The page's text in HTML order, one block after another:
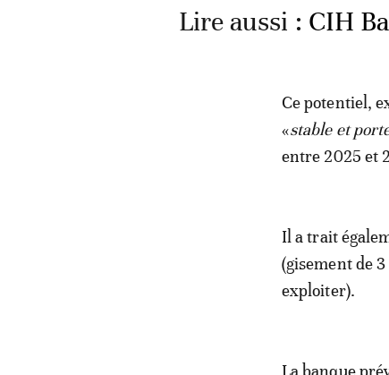
Lire aussi : CIH
Ce potentiel,
«stable et
entre 2025 et
Il a trait
(gisement de
exploiter).
La banque